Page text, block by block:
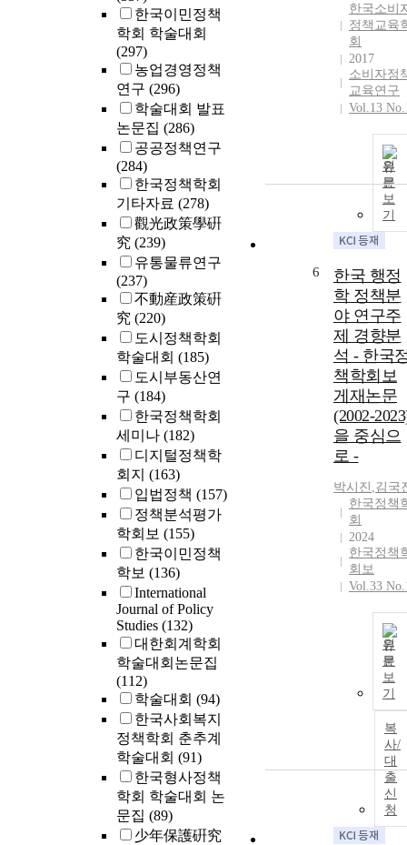
한국이민정책
학회 학술대회
(297)
농업경영정책
연구 (296)
학술대회 발표
논문집 (286)
공공정책연구
(284)
한국정책학회
기타자료 (278)
觀光政策學硏
究 (239)
유통물류연구
(237)
不動産政策硏
究 (220)
도시정책학회
학술대회 (185)
도시부동산연
구 (184)
한국정책학회
세미나 (182)
디지털정책학
회지 (163)
입법정책 (157)
정책분석평가
학회보 (155)
한국이민정책
학보 (136)
International
Journal of Policy
Studies (132)
대한회계학회
학술대회논문집
(112)
학술대회 (94)
한국사회복지
정책학회 춘추계
학술대회 (91)
한국형사정책
학회 학술대회 논
문집 (89)
少年保護硏究
한국소비
정책교육
회
2017
소비자정
교육연구
Vol.13
원
문
보
기
6
한국 행정
학 정책분
야 연구주
제 경향분
석 - 한국
책학회보
게재논문
(2002-
을 중심으
로 -
박시진 ,김국
한국정책
회
2024
한국정책
회보
Vol.33
원
문
보
기
복
사/
대
출
신
청